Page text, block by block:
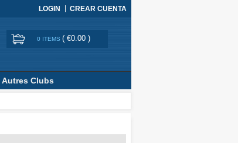
LOGIN CREAR CUENTA
0 ITEMS ( €0.00 )
Autres Clubs